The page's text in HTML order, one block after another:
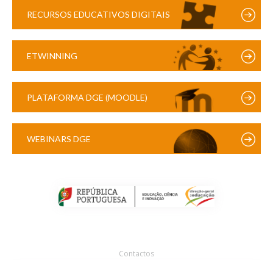
RECURSOS EDUCATIVOS DIGITAIS
ETWINNING
PLATAFORMA DGE (MOODLE)
WEBINARS DGE
Contactos